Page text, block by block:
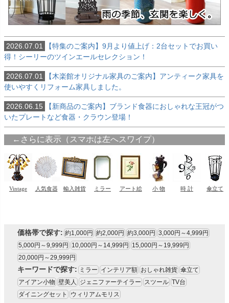
2026.07.01
【特集のご案内】9月より値上げ：2台セットでお買い
得！シーリーのツインエールセレクション！
2026.07.01
【木楽館オリジナル家具のご案内】アンティーク家具を
使いやすくリフォーム家具しました。
2026.06.15
【新商品のご案内】ブランド食器におしゃれな王冠がつ
いたプレートなど食器・クラウン登場！
価格帯で探す: 約1,000円 約2,000円 約3,000円 3,000円～4,999円
5,000円～9,999円
10,000円～14,999円
15,000円～19,999円
20,000円～29,999円
キーワードで探す: ミラー インテリア額 おしゃれ雑貨 傘立て
アイアン小物 壁美人 ジェニファーテイラー スツール TV台
ダイニングセット
ウィリアムモリス